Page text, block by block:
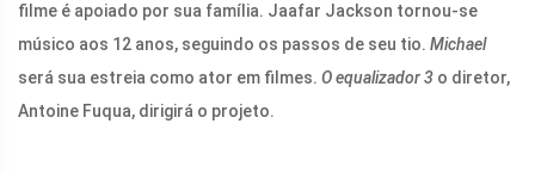
filme é apoiado por sua família. Jaafar Jackson tornou-se
músico aos 12 anos, seguindo os passos de seu tio. Michael
será sua estreia como ator em filmes. O equalizador 3 o diretor,
Antoine Fuqua, dirigirá o projeto.